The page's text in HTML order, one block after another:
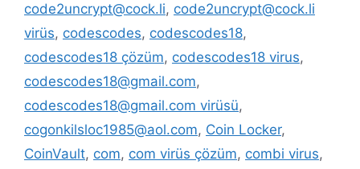
code2uncrypt@cock.li, code2uncrypt@cock.li
virüs, codescodes, codescodes18,
codescodes18 çözüm, codescodes18 virus,
codescodes18@gmail.com,
codescodes18@gmail.com virüsü,
cogonkilsloc1985@aol.com, Coin Locker,
CoinVault, com, com virüs çözüm, combi virus,